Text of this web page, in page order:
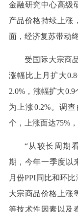
金融研究中心高级
产品价格持续上涨
面，经济复苏带动
受国际大宗商
涨幅比上月扩大
2.0%，涨幅扩大
为上涨0.2%。调
个，上涨面达75%
“从较长周期
期，今年一季度以
月份PPI同比和环
大宗商品价格上涨
等技术性因素以及